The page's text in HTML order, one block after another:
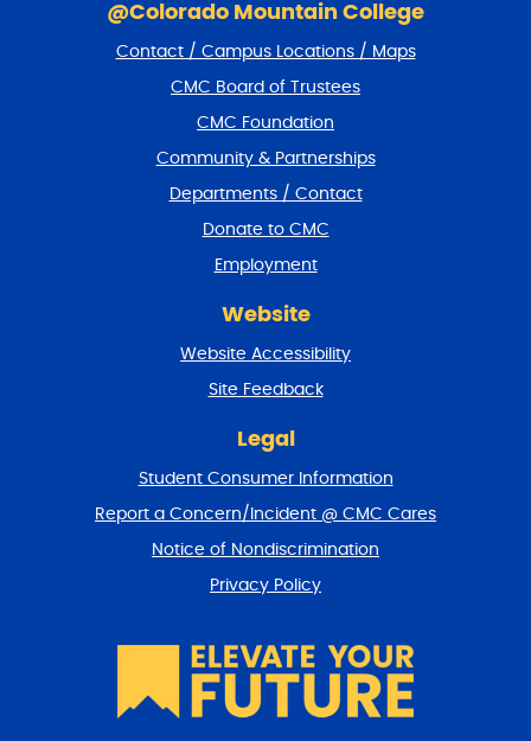
@Colorado Mountain College
Contact / Campus Locations / Maps
CMC Board of Trustees
CMC Foundation
Community & Partnerships
Departments / Contact
Donate to CMC
Employment
Website
Website Accessibility
Site Feedback
Legal
Student Consumer Information
Report a Concern/Incident @ CMC Cares
Notice of Nondiscrimination
Privacy Policy